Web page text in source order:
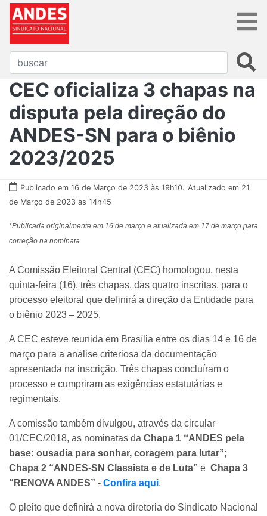
CEC oficializa 3 chapas na
disputa pela direção do
ANDES-SN para o biênio
2023/2025
Publicado em 16 de Março de 2023 às 19h10. Atualizado em 21
de Março de 2023 às 14h45
*Publicada originalmente em 16 de março e atualizada em 17 de março para
correção na nominata
A Comissão Eleitoral Central (CEC) homologou, nesta
quinta-feira (16), três chapas, das quatro inscritas, para o
processo eleitoral que definirá a direção da Entidade para
o biênio 2023 – 2025.
A CEC esteve reunida em Brasília entre os dias 14 e 16 de
março para a análise criteriosa da documentação
apresentada na inscrição. Três chapas concluíram o
processo e cumpriram as exigências estatutárias e
regimentais.
A comissão também divulgou, através da circular
01/CEC/2018, as nominatas da Chapa 1 “ANDES pela
base: ousadia para sonhar, coragem para lutar”;
Chapa 2 “ANDES-SN Classista e de Luta” e Chapa 3
“RENOVA ANDES” - Confira aqui.
O pleito que definirá a nova diretoria do Sindicato Nacional